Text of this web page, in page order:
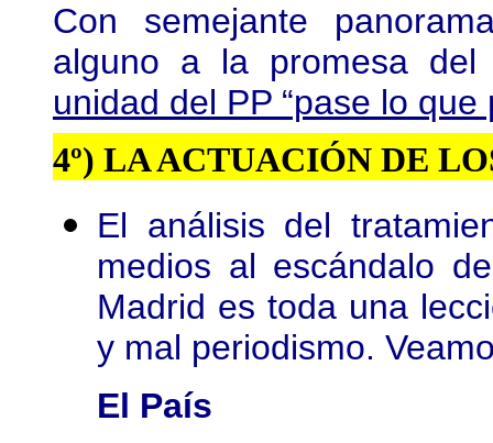
Con semejante
alguno a la promesa
unidad del PP “pase lo que
4º) LA ACTUACIÓN DE
El análisis del
medios al escándalo
Madrid es toda una
y mal periodismo.
El País